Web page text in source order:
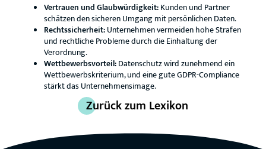
Vertrauen und Glaubwürdigkeit:Kunden und Partner
schätzen den sicheren Umgang mit persönlichen Daten.
Rechtssicherheit:Unternehmen vermeiden hohe Strafen
und rechtliche Probleme durch die Einhaltung der
Verordnung.
Wettbewerbsvorteil:Datenschutz wird zunehmend ein
Wettbewerbskriterium, und eine gute GDPR-Compliance
stärkt das Unternehmensimage.
Zurück zum Lexikon